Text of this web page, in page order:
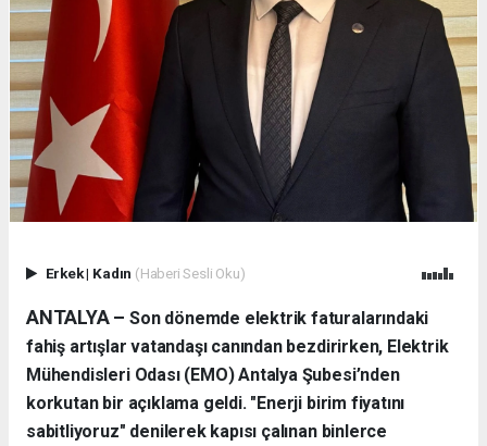
Erkek| Kadın (Haberi Sesli Oku)
ANTALYA – Son dönemde elektrik faturalarındaki
fahiş artışlar vatandaşı canından bezdirirken, Elektrik
Mühendisleri Odası (EMO) Antalya Şubesi’nden
korkutan bir açıklama geldi. "Enerji birim fiyatını
sabitliyoruz" denilerek kapısı çalınan binlerce